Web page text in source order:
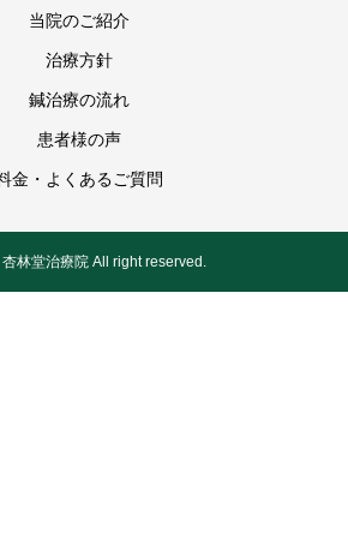
当院のご紹介
治療方針
鍼治療の流れ
患者様の声
金・よくあるご質問
林堂治療院 All right reserved.